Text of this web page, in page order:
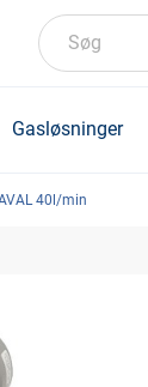
Søg
Gasløsninger
40l/min